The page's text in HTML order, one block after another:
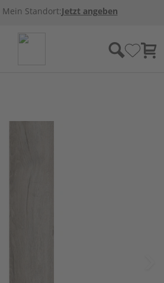
Mein Standort:Jetzt angeben